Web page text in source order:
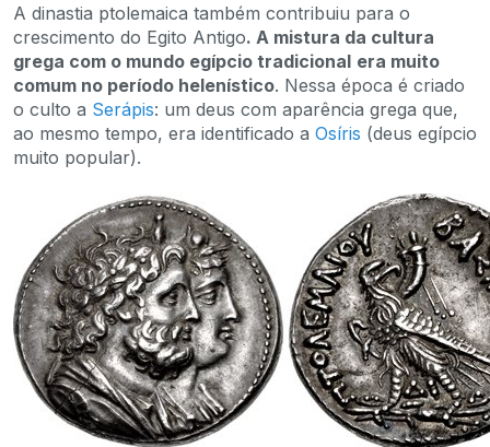
A dinastia ptolemaica também contribuiu para o
crescimento do Egito Antigo. A mistura da cultura
grega com o mundo egípcio tradicional era muito
comum no período helenístico. Nessa época é criado
o culto a Serápis: um deus com aparência grega que,
ao mesmo tempo, era identificado a Osíris (deus egípcio
muito popular).